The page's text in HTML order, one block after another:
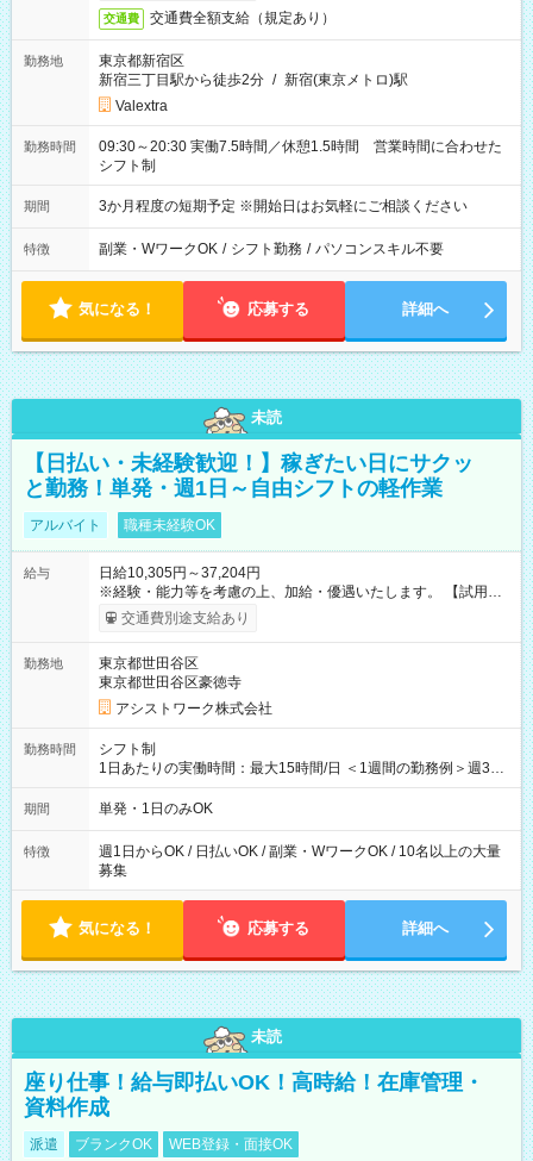
交通費 交通費全額支給（規定あり）
勤務地
東京都新宿区
新宿三丁目駅から徒歩2分 / 新宿(東京メトロ)駅
Valextra
勤務時間
09:30～20:30 実働7.5時間／休憩1.5時間 営業時間に合わせた
シフト制
期間 3か月程度の短期予定 ※開始日はお気軽にご相談ください
特徴 副業・WワークOK / シフト勤務 / パソコンスキル不要
気になる！ 応募する 詳細へ
未読
【日払い・未経験歓迎！】稼ぎたい日にサクッ
と勤務！単発・週1日～自由シフトの軽作業
アルバイト 職種未経験OK
給与
日給10,305円～37,204円
※経験・能力等を考慮の上、加給・優遇いたします。 【試用期
間】試用期間なし
交通費別途支給あり
勤務地
東京都世田谷区
東京都世田谷区豪徳寺
アシストワーク株式会社
勤務時間
シフト制
1日あたりの実働時間：最大15時間/日 ＜1週間の勤務例＞週3回
勤務 勤務：月・水・金 休み：火・木・土・日 好きな時にお仕事
可能です！ ※1日あたりの最大実働時間は日勤、夜勤共に勤務し
期間 単発・1日のみOK
特徴
週1日からOK / 日払いOK / 副業・WワークOK / 10名以上の大量
募集
気になる！ 応募する 詳細へ
未読
座り仕事！給与即払いOK！高時給！在庫管理・
資料作成
派遣 ブランクOK WEB登録・面接OK